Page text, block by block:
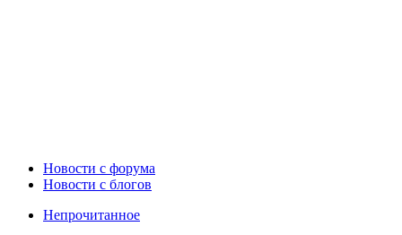
Новости c форума
Новости с блогов
Непрочитанное